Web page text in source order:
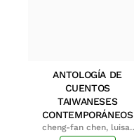
ANTOLOGÍA DE
CUENTOS
TAIWANESES
CONTEMPORÁNEOS
cheng-fan chen, luisa;